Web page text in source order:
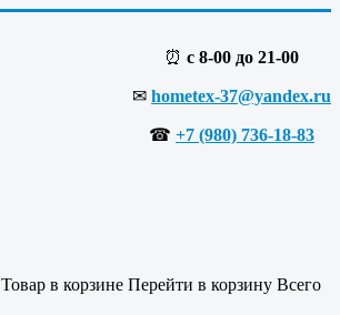
⏰ с 8-00 до 21-00
✉ hometex-37@yandex.ru
☎ +7 (980) 736-18-83
Товар в корзине Перейти в корзину Всего